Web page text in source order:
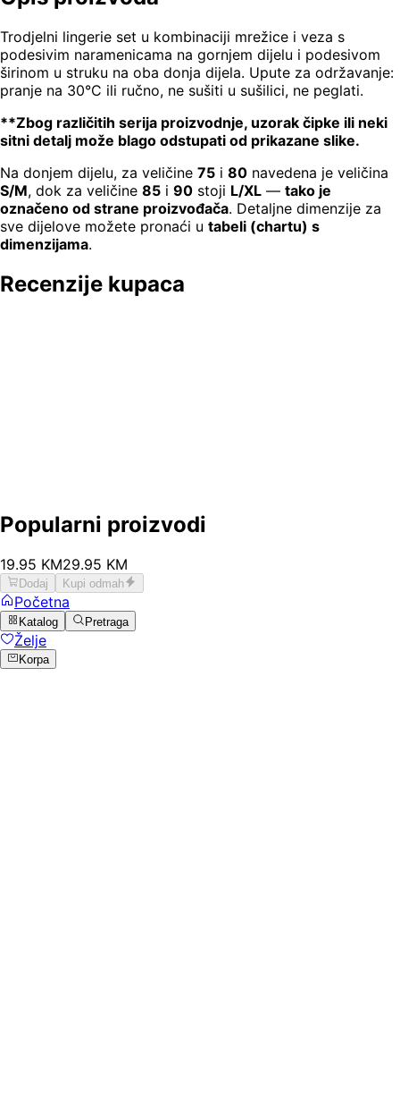
Trodjelni lingerie set u kombinaciji mrežice i veza s
podesivim naramenicama na gornjem dijelu i podesivom
širinom u struku na oba donja dijela. Upute za održavanje:
pranje na 30°C ili ručno, ne sušiti u sušilici, ne peglati.
**Zbog različitih serija proizvodnje, uzorak čipke ili neki
sitni detalj može blago odstupati od prikazane slike.
Na donjem dijelu, za veličine 75 i 80 navedena je veličina
S/M, dok za veličine 85 i 90 stoji L/XL — tako je
označeno od strane proizvođača. Detaljne dimenzije za
sve dijelove možete pronaći u tabeli (chartu) s
dimenzijama.
Recenzije kupaca
Popularni proizvodi
19.95 KM29.95 KM
Dodaj Kupi odmah
Početna
Katalog Pretraga
Želje
Korpa